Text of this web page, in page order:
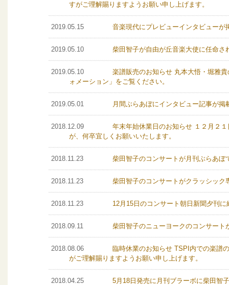
すがご理解賜りますようお願い申し上げます。
2019.05.15 音楽現代にプレビューインタビューが
2019.05.10 柴田智子が自由が丘音楽大使に任命さ
2019.05.10
楽譜販売のお知らせ 丸本大悟・堀雅
ォメーション」をご覧ください。
2019.05.01 月間ぶらあぼにインタビュー記事が掲
2018.12.09
年末年始休業日のお知らせ １２月２
が、何卒宜しくお願いいたします。
2018.11.23 柴田智子のコンサートが月刊ぶらあぼ
2018.11.23 柴田智子のコンサートがクラッシッ
2018.11.23 12月15日のコンサート朝日新聞夕刊
2018.09.11 柴田智子のニューヨークのコンサー
2018.08.06
臨時休業のお知らせ TSPI内での楽譜
がご理解賜りますようお願い申し上げます。
2018.04.25 5月18日発売に月刊ブラーボに柴田智